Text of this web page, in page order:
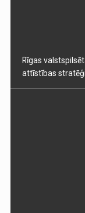
Rīgas
attīstības